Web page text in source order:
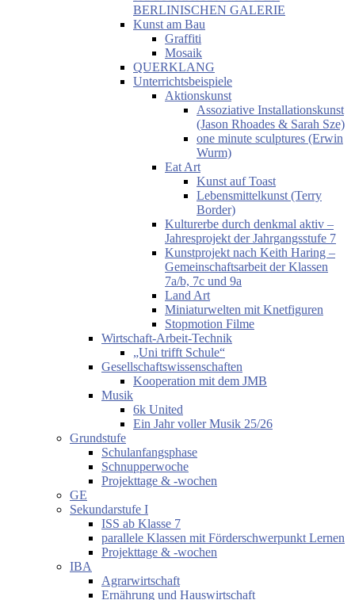
BERLINISCHEN GALERIE
Kunst am Bau
Graffiti
Mosaik
QUERKLANG
Unterrichtsbeispiele
Aktionskunst
Assoziative Installationskunst
(Jason Rhoades & Sarah Sze)
one minute sculptures (Erwin
Wurm)
Eat Art
Kunst auf Toast
Lebensmittelkunst (Terry
Border)
Kulturerbe durch denkmal aktiv –
Jahresprojekt der Jahrgangsstufe 7
Kunstprojekt nach Keith Haring –
Gemeinschaftsarbeit der Klassen
7a/b, 7c und 9a
Land Art
Miniaturwelten mit Knetfiguren
Stopmotion Filme
Wirtschaft-Arbeit-Technik
„Uni trifft Schule“
Gesellschaftswissenschaften
Kooperation mit dem JMB
Musik
6k United
Ein Jahr voller Musik 25/26
Grundstufe
Schulanfangsphase
Schnupperwoche
Projekttage & -wochen
GE
Sekundarstufe I
ISS ab Klasse 7
parallele Klassen mit Förderschwerpunkt Lernen
Projekttage & -wochen
IBA
Agrarwirtschaft
Ernährung und Hauswirtschaft